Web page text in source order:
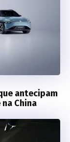
antecipam
China